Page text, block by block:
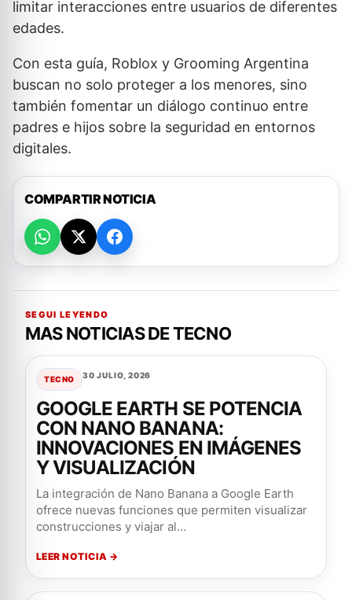
limitar interacciones entre usuarios de diferentes
edades.
Con esta guía, Roblox y Grooming Argentina
buscan no solo proteger a los menores, sino
también fomentar un diálogo continuo entre
padres e hijos sobre la seguridad en entornos
digitales.
COMPARTIR NOTICIA
SEGUI LEYENDO
MAS NOTICIAS DE TECNO
TECNO 30 JULIO, 2026
GOOGLE EARTH SE POTENCIA
CON NANO BANANA:
INNOVACIONES EN IMÁGENES
Y VISUALIZACIÓN
La integración de Nano Banana a Google Earth
ofrece nuevas funciones que permiten visualizar
construcciones y viajar al...
LEER NOTICIA →